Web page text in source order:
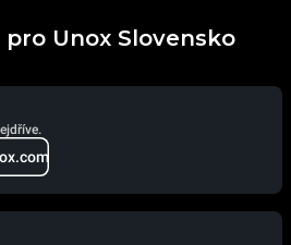
Unox Slovensko